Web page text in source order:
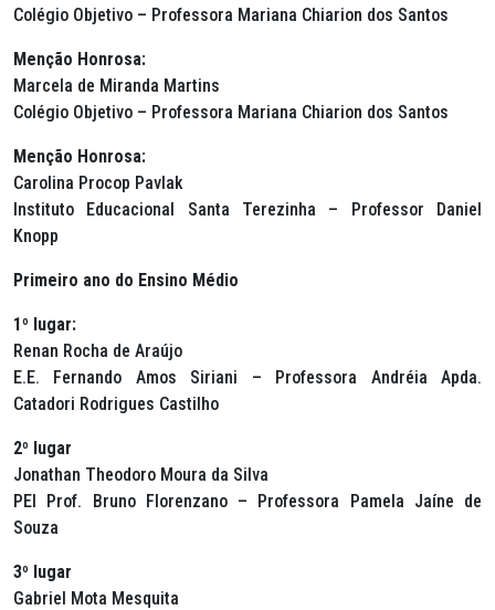
Colégio Objetivo – Professora Mariana Chiarion dos Santos
Menção Honrosa:
Marcela de Miranda Martins
Colégio Objetivo – Professora Mariana Chiarion dos Santos
Menção Honrosa:
Carolina Procop Pavlak
Instituto Educacional Santa Terezinha – Professor Daniel
Knopp
Primeiro ano do Ensino Médio
1º lugar:
Renan Rocha de Araújo
E.E. Fernando Amos Siriani – Professora Andréia Apda.
Catadori Rodrigues Castilho
2º lugar
Jonathan Theodoro Moura da Silva
PEI Prof. Bruno Florenzano – Professora Pamela Jaíne de
Souza
3º lugar
Gabriel Mota Mesquita